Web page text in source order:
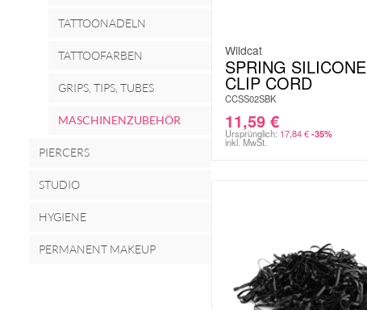
TATTOONADELN
TATTOOFARBEN
GRIPS, TIPS, TUBES
MASCHINENZUBEHÖR
PIERCERS
STUDIO
HYGIENE
PERMANENT MAKEUP
Wildcat
SPRING SILICONE
CLIP CORD
CCSS02SBK
11,59 €
Ursprünglich: 17,84€ -35%
inkl. MwSt.